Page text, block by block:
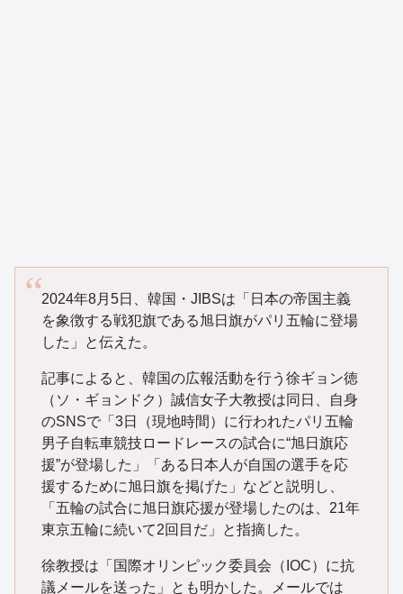
2024年8月5日、韓国・JIBSは「日本の帝国主義
を象徴する戦犯旗である旭日旗がパリ五輪に登場
した」と伝えた。
記事によると、韓国の広報活動を行う徐ギョン徳
（ソ・ギョンドク）誠信女子大教授は同日、自身
のSNSで「3日（現地時間）に行われたパリ五輪
男子自転車競技ロードレースの試合に“旭日旗応
援”が登場した」「ある日本人が自国の選手を応
援するために旭日旗を掲げた」などと説明し、
「五輪の試合に旭日旗応援が登場したのは、21年
東京五輪に続いて2回目だ」と指摘した。
徐教授は「国際オリンピック委員会（IOC）に抗
議メールを送った」とも明かした。メールでは